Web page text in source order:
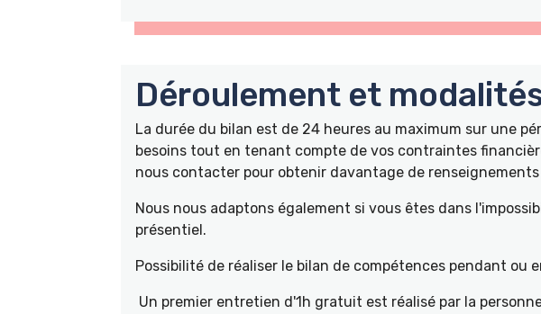
Déroulement et
La durée du bilan est de 24 heures au maximum sur une
besoins tout en tenant compte de vos contraintes
nous contacter pour obtenir davantage de
Nous nous adaptons également si vous êtes dans
présentiel.
Possibilité de réaliser le bilan de compétences pendant ou
Un premier entretien d'1h gratuit est réalisé par la